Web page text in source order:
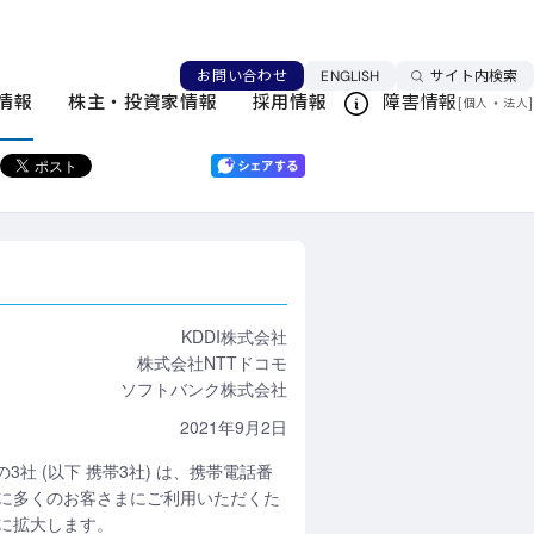
お問い合わせ ENGLISH言語を切り替える
サイト内検索
報 株主・投資家情報 採用情報 障害情報[個人 ・ 法人]
ニュースリリース一覧
KDDI株式会社
株式会社NTTドコモ
ソフトバンク株式会社
2021年9月2日
3社 (以下 携帯3社) は、携帯電話番
多くのお客さまにご利用いただくた
大します。